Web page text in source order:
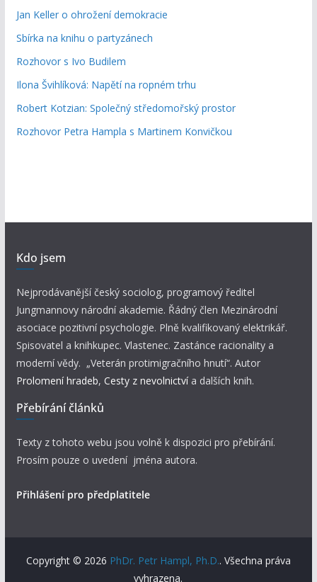
Jan Keller o ohrožení demokracie
Sbírka na knihu o partyzánech
Rozhovor s Ivo Budilem
Ilona Švihlíková: Napětí na ropném trhu
Robert Kotzian: Společný středomořský prostor
Rozhovor Petra Hampla s Martinem Konvičkou
Kdo jsem
Nejprodávanější český sociolog, programový ředitel
Jungmannovy národní akademie. Řádný člen Mezinárodní
asociace pozitivní psychologie. Plně kvalifikovaný elektrikář.
Spisovatel a knihkupec. Vlastenec. Zastánce racionality a
moderní vědy. „Veterán protimigračního hnutí“. Autor
Prolomení hradeb, Cesty z nevolnictví a dalších knih.
Přebírání článků
Texty z tohoto webu jsou volně k dispozici pro přebírání.
Prosím pouze o uvedení jména autora.
Přihlášení pro předplatitele
Copyright © 2026 PhDr. Petr Hampl, Ph.D.. Všechna práva
vyhrazena.